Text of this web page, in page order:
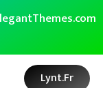
Lynt.fr